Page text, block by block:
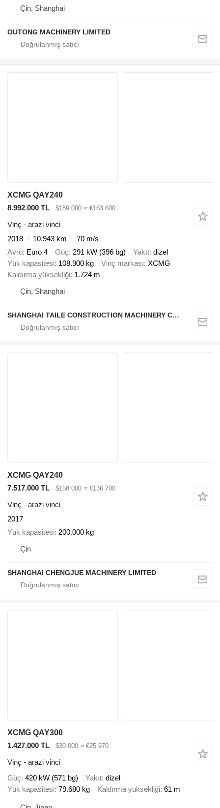
Çin, Shanghai
OUTONG MACHINERY LIMITED
XCMG QAY240
8.992.000 TL
$189.000 ≈ €163.600
Vinç - arazi vinci
2018
10.943 km
70 m/s
Avro Euro 4 Güç 291 kW (396 bg) Yakıt dizel
Yük kapasitesi 108.900 kg Vinç markası XCMG
Kaldırma yüksekliği 1.724 m
Çin, Shanghai
SHANGHAI TAILE CONSTRUCTION MACHINERY CO.,LID
XCMG QAY240
7.517.000 TL
$158.000 ≈ €136.700
Vinç - arazi vinci
2017
Yük kapasitesi 200.000 kg
Çin
SHANGHAI CHENGJUE MACHINERY LIMITED
XCMG QAY300
1.427.000 TL
$30.000 ≈ €25.970
Vinç - arazi vinci
Güç 420 kW (571 bg) Yakıt dizel
Yük kapasitesi 79.680 kg Kaldırma yüksekliği 61 m